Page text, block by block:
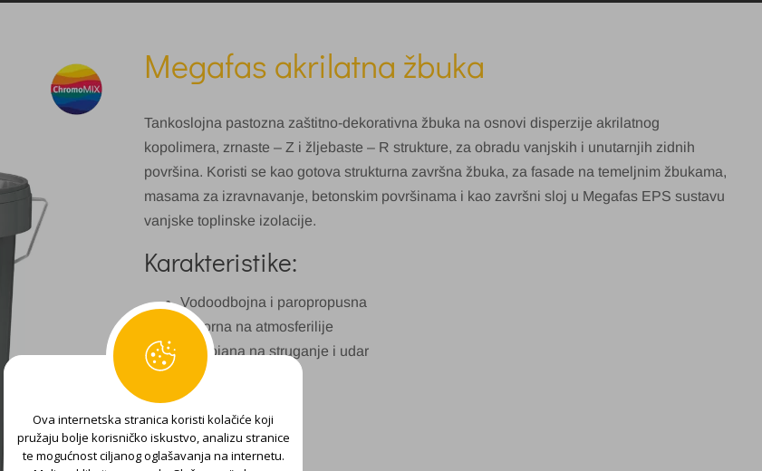
Megafas akrilatna žbuka
Tankoslojna pastozna zaštitno-dekorativna žbuka na osnovi disperzije akrilatnog
kopolimera, zrnaste – Z i žljebaste – R strukture, za obradu vanjskih i unutarnjih zidnih
površina. Koristi se kao gotova strukturna završna žbuka, za fasade na temeljnim žbukama,
masama za izravnavanje, betonskim površinama i kao završni sloj u Megafas EPS sustavu
vanjske toplinske izolacije.
Karakteristike:
Vodoodbojna i paropropusna
Otporna na atmosferilije
Postojana na struganje i udar
Elastična
Pakiranje:
25 kg
Ova internetska stranica koristi kolačiće koji
pružaju bolje korisničko iskustvo, analizu stranice
te mogućnost ciljanog oglašavanja na internetu.